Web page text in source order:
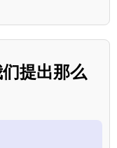
提出那么